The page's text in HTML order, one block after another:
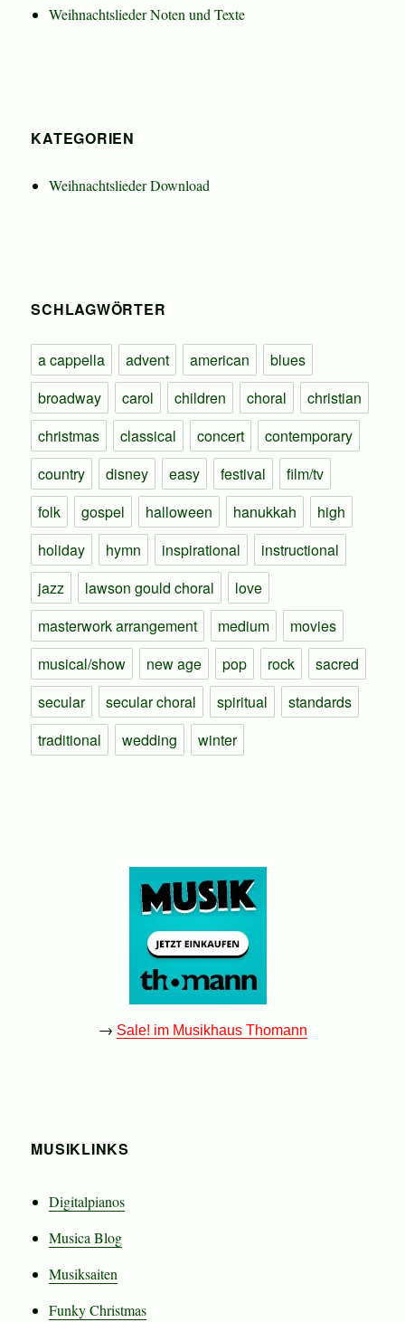
Weihnachtslieder Noten und Texte
KATEGORIEN
Weihnachtslieder Download
SCHLAGWÖRTER
a cappella advent american
blues
broadway
carol children choral
christian
christmas
classical concert
contemporary
country
disney easy festival
film/tv
folk
gospel halloween hanukkah
high
holiday
hymn inspirational
instructional
jazz
lawson gould choral
love
masterwork arrangement
medium
movies
musical/show
new age pop rock
sacred
secular
secular choral spiritual
standards
traditional
wedding winter
→ Sale! im Musikhaus Thomann
MUSIKLINKS
Digitalpianos
Musica Blog
Musiksaiten
Funky Christmas